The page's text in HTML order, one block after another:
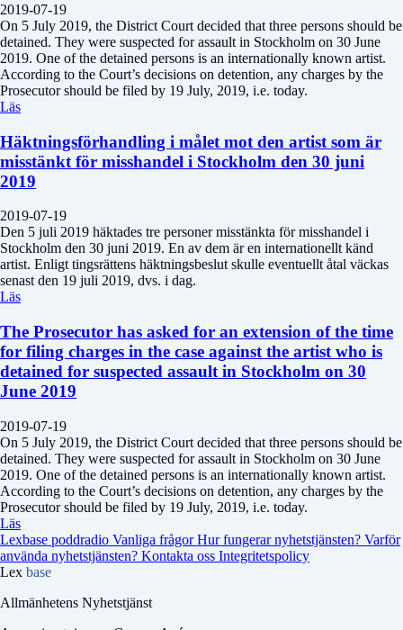
2019-07-19
On 5 July 2019, the District Court decided that three persons should be
detained. They were suspected for assault in Stockholm on 30 June
2019. One of the detained persons is an internationally known artist.
According to the Court’s decisions on detention, any charges by the
Prosecutor should be filed by 19 July, 2019, i.e. today.
Läs
Häktningsförhandling i målet mot den artist som är
misstänkt för misshandel i Stockholm den 30 juni
2019
2019-07-19
Den 5 juli 2019 häktades tre personer misstänkta för misshandel i
Stockholm den 30 juni 2019. En av dem är en internationellt känd
artist. Enligt tingsrättens häktningsbeslut skulle eventuellt åtal väckas
senast den 19 juli 2019, dvs. i dag.
Läs
The Prosecutor has asked for an extension of the time
for filing charges in the case against the artist who is
detained for suspected assault in Stockholm on 30
June 2019
2019-07-19
On 5 July 2019, the District Court decided that three persons should be
detained. They were suspected for assault in Stockholm on 30 June
2019. One of the detained persons is an internationally known artist.
According to the Court’s decisions on detention, any charges by the
Prosecutor should be filed by 19 July, 2019, i.e. today.
Läs
Lexbase poddradio Vanliga frågorHur fungerar nyhetstjänsten? Varför
använda nyhetstjänsten? Kontakta oss Integritetspolicy
Lex base
Allmänhetens Nyhetstjänst